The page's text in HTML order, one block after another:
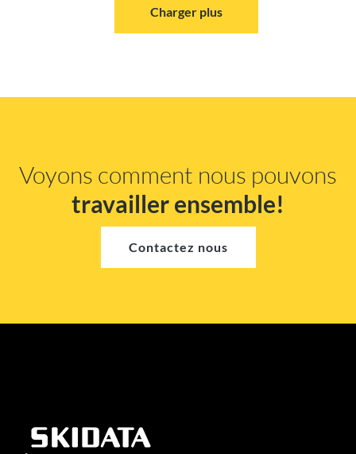
Charger plus
Voyons comment nous pouvons
travailler ensemble!
Contactez nous